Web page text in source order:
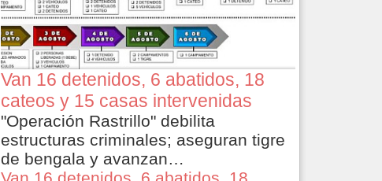
Van 16 detenidos, 6 abatidos, 18
cateos y 15 casas intervenidas
"Operación Rastrillo" debilita
estructuras criminales; aseguran tigre
de bengala y avanzan…
Van 16 detenidos, 6 abatidos, 18